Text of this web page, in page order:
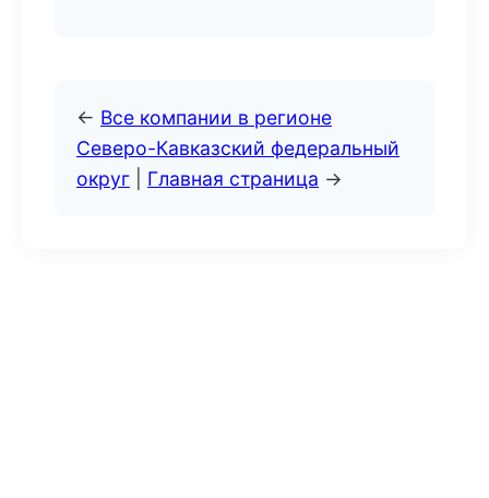
← Все компании в регионе
Северо-Кавказский федеральный
округ
Главная страница →